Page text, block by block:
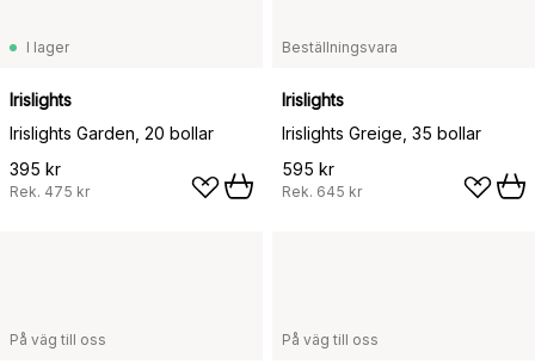
I lager
Irislights
Irislights Garden, 20 bollar
395 kr
Rek. 475 kr
Beställningsvara
Irislights
Irislights Greige, 35 bollar
595 kr
Rek. 645 kr
På väg till oss På väg till oss